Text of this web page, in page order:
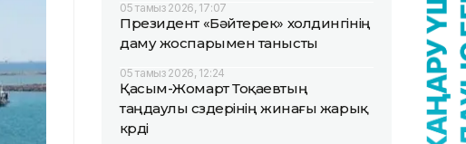
05 тамыз 2026, 17:07
Президент «Бәйтерек» холдингінің
даму жоспарымен танысты
05 тамыз 2026, 12:24
Қасым-Жомарт Тоқаевтың
таңдаулы сөздерінің жинағы жарық
көрді